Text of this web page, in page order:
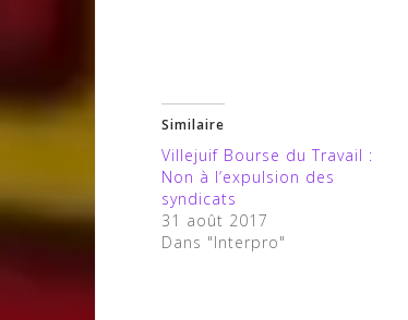
Similaire
Villejuif Bourse du Travail :
Non à l’expulsion des
syndicats
31 août 2017
Dans "Interpro"